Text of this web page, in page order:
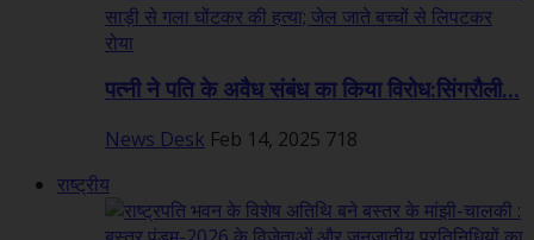
पत्नी ने पति के अवैध संबंध का किया विरोध:सिंगरौली...
News Desk Feb 14, 2025 718
राष्ट्रीय